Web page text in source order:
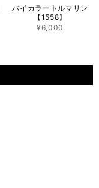
バイカラートルマリン
【1558】
¥6,000